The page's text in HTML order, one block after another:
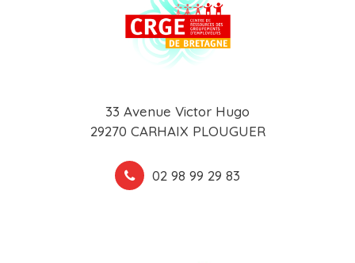
33 Avenue Victor Hugo
29270 CARHAIX PLOUGUER
02 98 99 29 83